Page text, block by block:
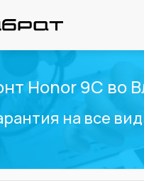
Honor 9C во
на все